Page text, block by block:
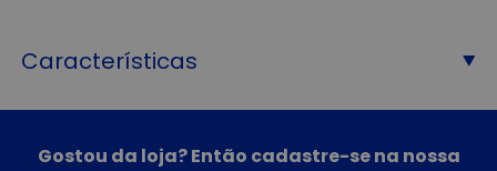
Características
Gostou da loja? Então cadastre-se na nossa